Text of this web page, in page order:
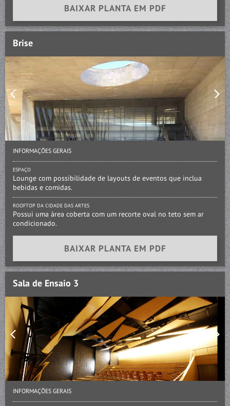
BAIXAR PLANTA EM PDF
Brise
INFORMAÇÕES GERAIS
ESPAÇO
Lounge com possibilidade de layouts de eventos que inclua
bebidas e comidas.
ROOFTOP DA CIDADE DAS ARTES
Possui uma área coberta com um recorte oval no teto sem ar
condicionado.
BAIXAR PLANTA EM PDF
Sala de Ensaio 3
INFORMAÇÕES GERAIS